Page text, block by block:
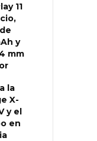
11
y
mm
la
X-
y el
en